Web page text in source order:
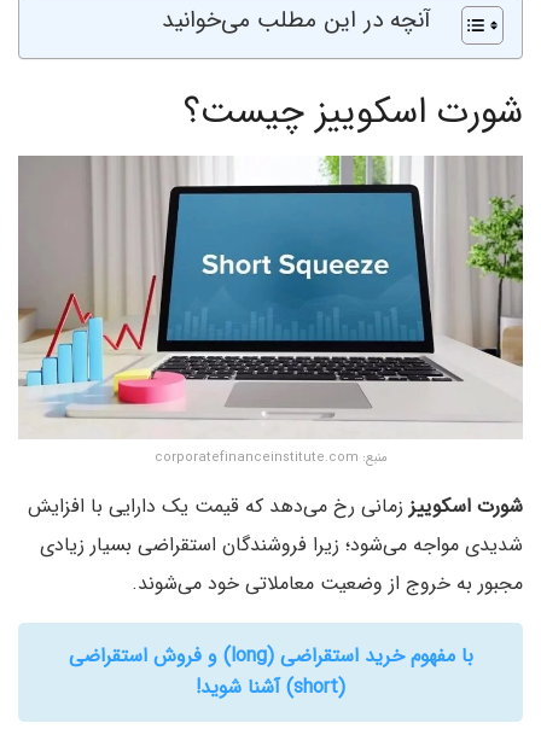
آنچه در این مطلب می‌خوانید
شورت اسکوییز چیست؟
منبع: corporatefinanceinstitute.com
شورت اسکوییز زمانی رخ می‌دهد که قیمت یک دارایی با افزایش
شدیدی مواجه می‌شود؛ زیرا فروشندگان استقراضی بسیار زیادی
مجبور به خروج از وضعیت معاملاتی خود می‌شوند.
با مفهوم خرید استقراضی (long) و فروش استقراضی
(short) آشنا شوید!